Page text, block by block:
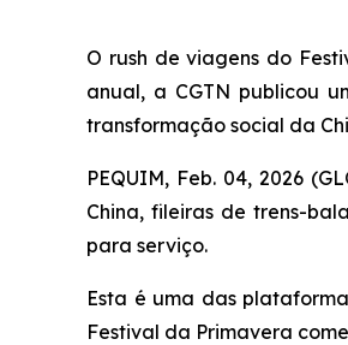
O rush de viagens do
anual, a CGTN publicou
transformação social da
PEQUIM, Feb. 04, 2026
China, fileiras de trens-
para serviço.
Esta é uma das
Festival da Primavera